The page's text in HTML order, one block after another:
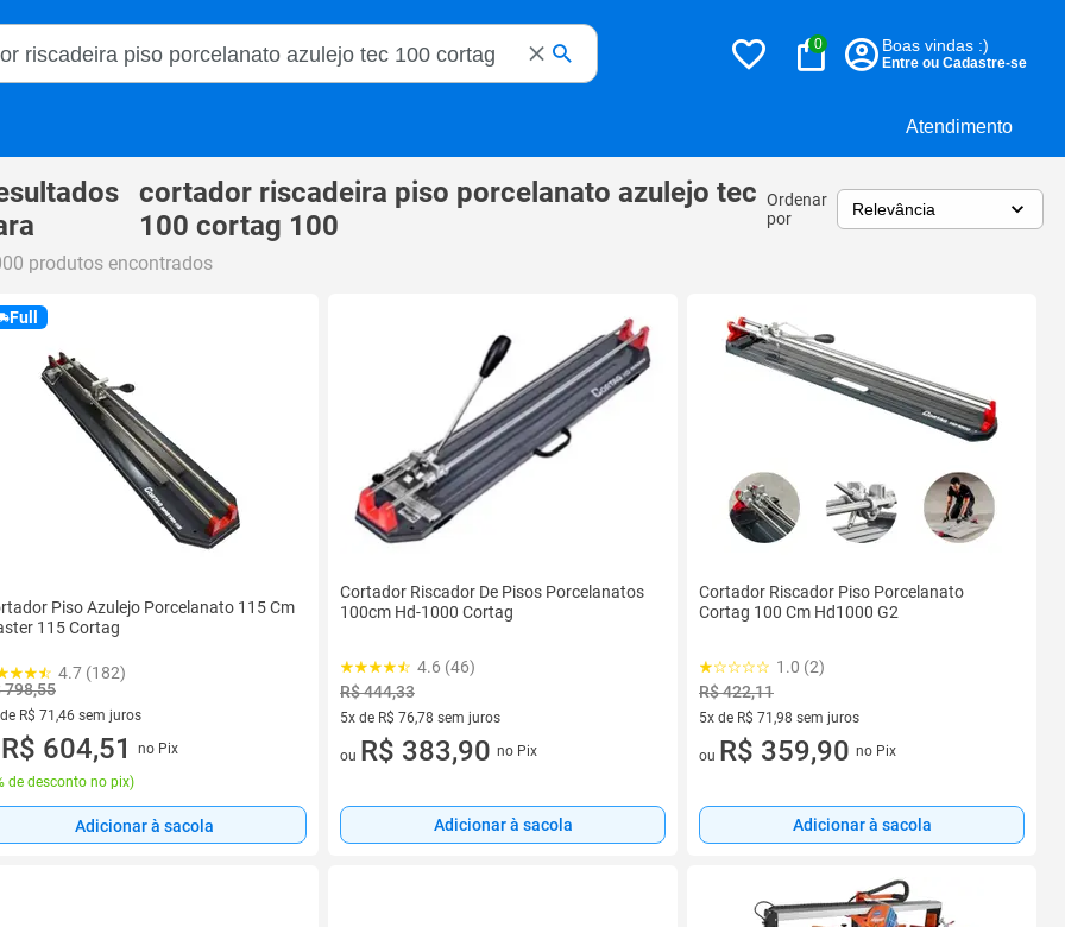
Atendimento
Magalu
0 Boas vindas :)
Entre ou Cadastre-se
cortador riscadeira piso porcelanato azulejo tec
100 cortag 100
Ordenar
por
produtos encontrados
Full
Piso Azulejo Porcelanato 115 Cm
115 Cortag
4.7 (182)
798,55
R$ 71,46 sem juros
de R$ 71,46 sem juros
R$ 604,51
no Pix
de desconto no pix)
Adicionar à sacola
Cortador Riscador De Pisos Porcelanatos
100cm Hd-1000 Cortag
4.6 (46)
R$ 444,33
5x de R$ 76,78 sem juros
5 vez de R$ 76,78 sem juros
ou R$ 383,90 no Pix
Adicionar à sacola
Cortador Riscador Piso Porcelanato
Cortag 100 Cm Hd1000 G2
1.0 (2)
R$ 422,11
5x de R$ 71,98 sem juros
5 vez de R$ 71,98 sem juros
ou R$ 359,90 no Pix
Adicionar à sacola